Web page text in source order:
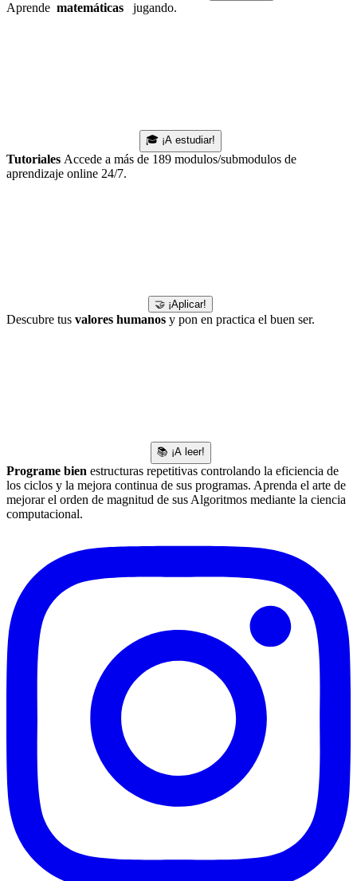
Aprende matemáticas jugando.
🎓 ¡A estudiar!
Tutoriales Accede a más de 189 modulos/submodulos de
aprendizaje online 24/7.
🤝 ¡Aplicar!
Descubre tus valores humanos y pon en practica el buen ser.
📚 ¡A leer!
Programe bien estructuras repetitivas controlando la eficiencia de
los ciclos y la mejora continua de sus programas. Aprenda el arte de
mejorar el orden de magnitud de sus Algoritmos mediante la ciencia
computacional.